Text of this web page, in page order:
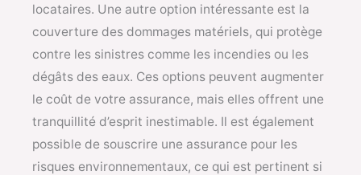
locataires. Une autre option intéressante est la
couverture des dommages matériels, qui protège
contre les sinistres comme les incendies ou les
dégâts des eaux. Ces options peuvent augmenter
le coût de votre assurance, mais elles offrent une
tranquillité d’esprit inestimable. Il est également
possible de souscrire une assurance pour les
risques environnementaux, ce qui est pertinent si